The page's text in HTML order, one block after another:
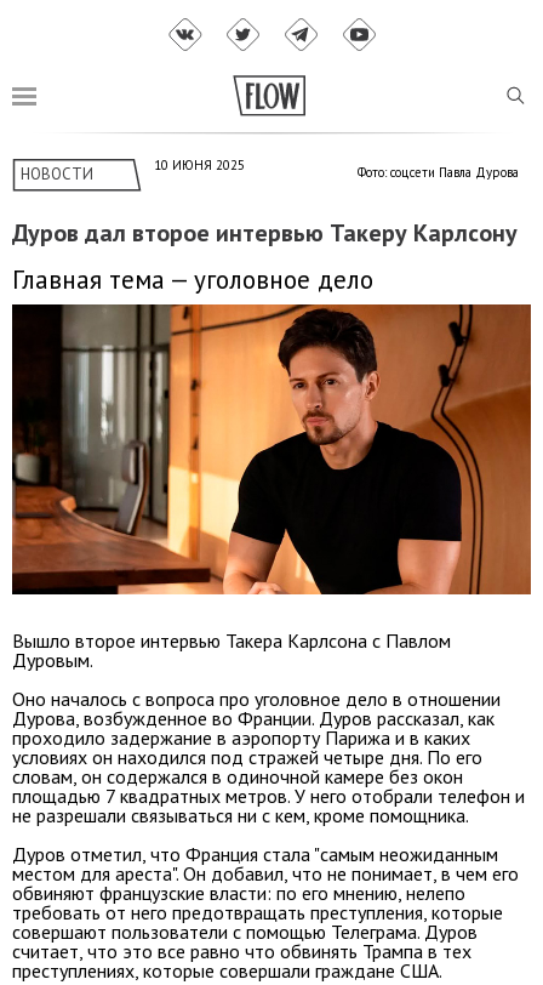
НОВОСТИ 10 ИЮНЯ 2025 Фото: соцсети Павла Дурова
Дуров дал второе интервью Такеру Карлсону
Главная тема — уголовное дело
Вышло второе интервью Такера Карлсона с Павлом
Дуровым.
Оно началось с вопроса про уголовное дело в отношении
Дурова, возбужденное во Франции. Дуров рассказал, как
проходило задержание в аэропорту Парижа и в каких
условиях он находился под стражей четыре дня. По его
словам, он содержался в одиночной камере без окон
площадью 7 квадратных метров. У него отобрали телефон и
не разрешали связываться ни с кем, кроме помощника.
Дуров отметил, что Франция стала "самым неожиданным
местом для ареста". Он добавил, что не понимает, в чем его
обвиняют французские власти: по его мнению, нелепо
требовать от него предотвращать преступления, которые
совершают пользователи с помощью Телеграма. Дуров
считает, что это все равно что обвинять Трампа в тех
преступлениях, которые совершали граждане США.